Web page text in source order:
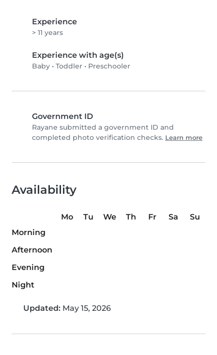
Experience
> 11 years
Experience with age(s)
Baby • Toddler • Preschooler
Government ID
Rayane submitted a government ID and
completed photo verification checks. Learn more
Availability
Mo Tu We Th Fr Sa
Su
Morning
Afternoon
Evening
Night
Updated: May 15, 2026